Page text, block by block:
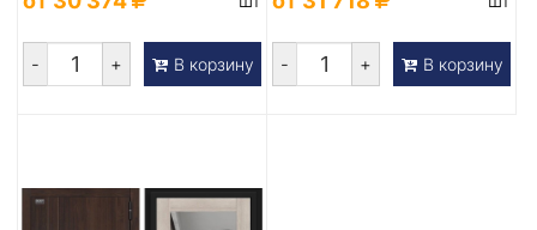
- + В корзину - + В корзину